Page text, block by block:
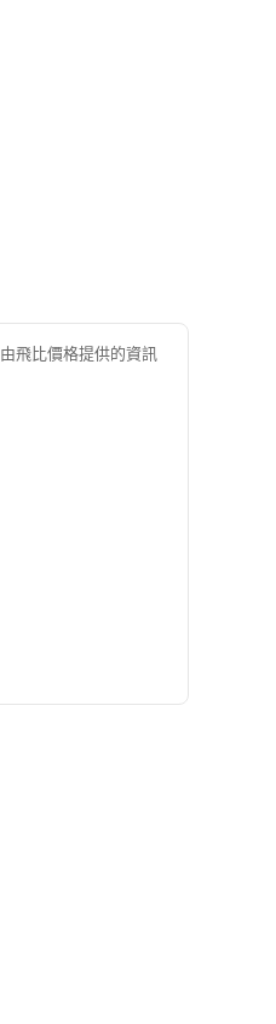
由飛比價格提供的資訊